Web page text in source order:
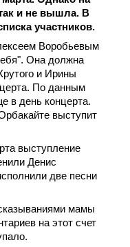
и не вышла. В
участников.
Воробьевым
Она должна
и Ирины
По данным
в день концерта.
выступит
выступление
Денис
две песни
мамы
на этот счет